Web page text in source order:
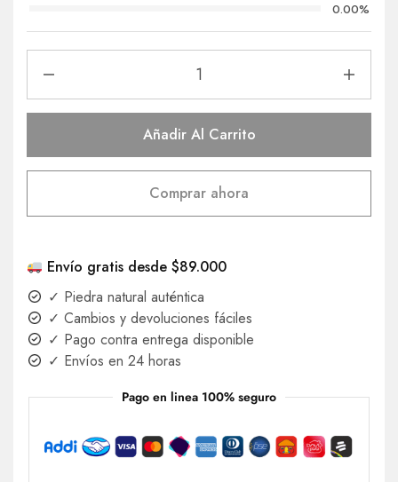
0.00%
Añadir Al Carrito
Comprar ahora
Envío gratis desde $89.000
✓ Piedra natural auténtica
✓ Cambios y devoluciones fáciles
✓ Pago contra entrega disponible
✓ Envíos en 24 horas
Pago en linea 100% seguro